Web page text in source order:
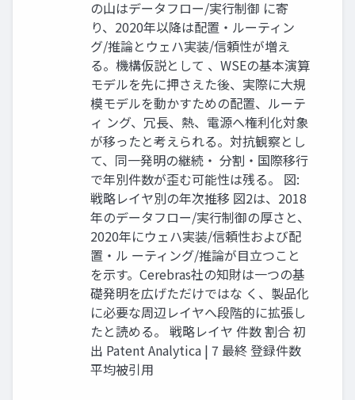
の山はデータフロー/実行制御 に寄
り、2020年以降は配置・ルーティン
グ/推論とウェハ実装/信頼性が増え
る。機構仮説として 、WSEの基本演算
モデルを先に押さえた後、実際に大規
模モデルを動かすための配置、ルーテ
ィ ング、冗長、熱、電源へ権利化対象
が移ったと考えられる。対抗観察とし
て、同一発明の継続・ 分割・国際移行
で年別件数が歪む可能性は残る。 図:
戦略レイヤ別の年次推移 図2は、2018
年のデータフロー/実行制御の厚さと、
2020年にウェハ実装/信頼性および配
置・ル ーティング/推論が目立つこと
を示す。Cerebras社の知財は一つの基
礎発明を広げただけではな く、製品化
に必要な周辺レイヤへ段階的に拡張し
たと読める。 戦略レイヤ 件数 割合 初
出 Patent Analytica | 7 最終 登録件数
平均被引用